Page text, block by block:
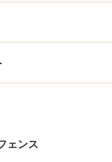
ェンス